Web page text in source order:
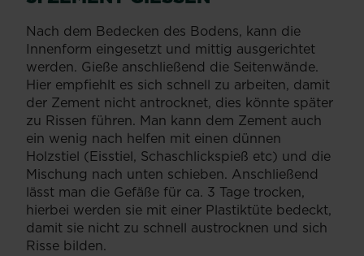
Nach dem Bedecken des Bodens, kann die
Innenform eingesetzt und mittig ausgerichtet
werden. Gieße anschließend die Seitenwände.
Hier empfiehlt es sich schnell zu arbeiten, damit
der Zement nicht antrocknet, dies könnte später
zu Rissen führen. Man kann dem Zement auch
ein wenig nach helfen mit einen dünnen
Holzstiel (Eisstiel, Schaschlickspieß etc) und die
Mischung nach unten schieben. Anschließend
lässt man die Gefäße für ca. 3 Tage trocken,
hierbei werden sie mit einer Plastiktüte bedeckt,
damit sie nicht zu schnell austrocknen und sich
Risse bilden.